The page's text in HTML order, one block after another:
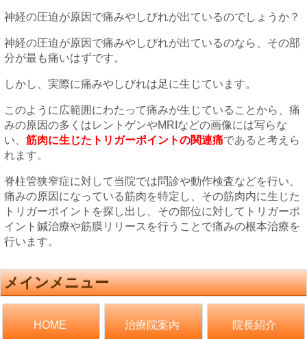
神経の圧迫が原因で痛みやしびれが出ているのでしょうか？
神経の圧迫が原因で痛みやしびれが出ているのなら、その部
分が最も痛いはずです。
しかし、実際に痛みやしびれは足に生じています。
このように広範囲にわたって痛みが生じていることから、痛
みの原因の多くはレントゲンやMRIなどの画像には写らな
い、筋肉に生じたトリガーポイントの関連痛であると考えら
れます。
脊柱管狭窄症に対して当院では問診や動作検査などを行い、
痛みの原因になっている筋肉を特定し、その筋肉内に生じた
トリガーポイントを探し出し、その部位に対してトリガーポ
イント鍼治療や筋膜リリースを行うことで痛みの根本治療を
行います。
メインメニュー
HOME 治療院案内 院長紹介